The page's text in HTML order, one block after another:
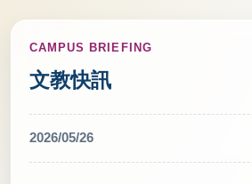
CAMPUS BRIEFING
文教快訊
2026/05/26